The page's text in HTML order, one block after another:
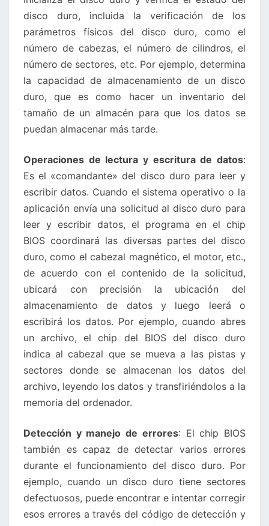
disco duro, incluida la verificación de los
parámetros físicos del disco duro, como el
número de cabezas, el número de cilindros, el
número de sectores, etc. Por ejemplo, determina
la capacidad de almacenamiento de un disco
duro, que es como hacer un inventario del
tamaño de un almacén para que los datos se
puedan almacenar más tarde.
Operaciones de lectura y escritura de datos:
Es el «comandante» del disco duro para leer y
escribir datos. Cuando el sistema operativo o la
aplicación envía una solicitud al disco duro para
leer y escribir datos, el programa en el chip
BIOS coordinará las diversas partes del disco
duro, como el cabezal magnético, el motor, etc.,
de acuerdo con el contenido de la solicitud,
ubicará con precisión la ubicación del
almacenamiento de datos y luego leerá o
escribirá los datos. Por ejemplo, cuando abres
un archivo, el chip del BIOS del disco duro
indica al cabezal que se mueva a las pistas y
sectores donde se almacenan los datos del
archivo, leyendo los datos y transfiriéndolos a la
memoria del ordenador.
Detección y manejo de errores: El chip BIOS
también es capaz de detectar varios errores
durante el funcionamiento del disco duro. Por
ejemplo, cuando un disco duro tiene sectores
defectuosos, puede encontrar e intentar corregir
esos errores a través del código de detección y